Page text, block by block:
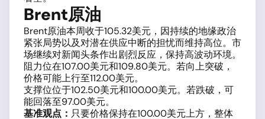
Brent原油
Brent原油本周收于105.32美元，因持续的地缘政治
紧张局势以及对潜在供应中断的担忧而维持高位。市
场继续对新闻头条作出剧烈反应，保持高波动环境。
阻力位在107.00美元和109.80美元。若向上突破，
价格可能上行至112.00美元。
支撑位位于102.50美元和100.00美元。若跌破，可
能回落至97.00美元。
基准观点： 只要价格保持在100.00美元上方，整体